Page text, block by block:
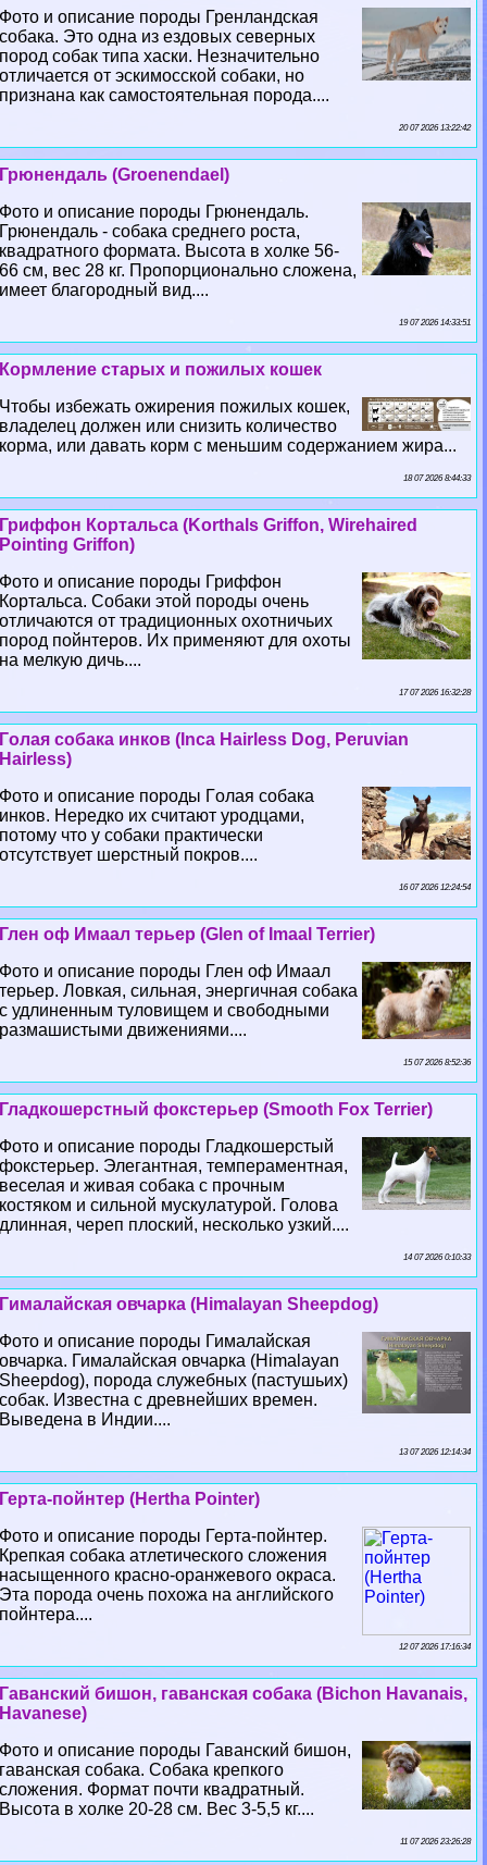
Фото и описание породы Гренландская
собака. Это одна из ездовых северных
пород собак типа хаски. Незначительно
отличается от эскимосской собаки, но
признана как самостоятельная порода....
20 07 2026 13:22:42
Грюнендаль (Groenendael)
Фото и описание породы Грюнендаль.
Грюнендаль - собака среднего роста,
квадратного формата. Высота в холке 56-
66 см, вес 28 кг. Пропорционально сложена,
имеет благородный вид....
19 07 2026 14:33:51
Кормление старых и пожилых кошек
Чтобы избежать ожирения пожилых кошек,
владелец должен или снизить количество
корма, или давать корм с меньшим содержанием жира...
18 07 2026 8:44:33
Гриффон Кортальса (Korthals Griffon, Wirehaired
Pointing Griffon)
Фото и описание породы Гриффон
Кортальса. Собаки этой породы очень
отличаются от традиционных охотничьих
пород пойнтеров. Их применяют для охоты
на мелкую дичь....
17 07 2026 16:32:28
Гoлая собака инков (Inca Hairless Dog, Peruvian
Hairless)
Фото и описание породы Гoлая собака
инков. Нередко их считают уpoдцами,
потому что у собаки пpaктически
отсутствует шерстный покров....
16 07 2026 12:24:54
Глен оф Имаал терьер (Glen of Imaal Terrier)
Фото и описание породы Глен оф Имаал
терьер. Ловкая, сильная, энергичная собака
с удлиненным туловищем и свободными
размашистыми движениями....
15 07 2026 8:52:36
Гладкошерстный фокстерьер (Smooth Fox Terrier)
Фото и описание породы Гладкошерстый
фокстерьер. Элегантная, темпераментная,
веселая и живая собака с прочным
костяком и сильной мускулатурой. Голова
длинная, череп плоский, несколько узкий....
14 07 2026 0:10:33
Гималайская овчарка (Himalayan Sheepdog)
Фото и описание породы Гималайская
овчарка. Гималайская овчарка (Himalayan
Sheepdog), порода служебных (пастушьих)
собак. Известна с древнейших времен.
Выведена в Индии....
13 07 2026 12:14:34
Герта-пойнтер (Hertha Pointer)
Фото и описание породы Герта-пойнтер.
Крепкая собака атлетического сложения
насыщенного красно-оранжевого окраса.
Эта порода очень похожа на английского
пойнтера....
12 07 2026 17:16:34
Гаванский бишон, гаванская собака (Bichon Havanais,
Havanese)
Фото и описание породы Гаванский бишон,
гаванская собака. Собака крепкого
сложения. Формат почти квадратный.
Высота в холке 20-28 см. Вес 3-5,5 кг....
11 07 2026 23:26:28